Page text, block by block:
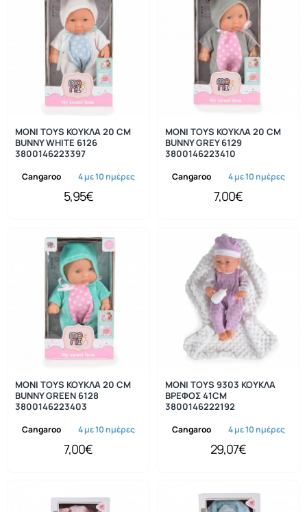
Cangaroo 4 με 10 ημέρες
MONI TOYS ΚΟΥΚΛΑ 20 CM
BUNNY WHITE 6126
3800146223397
5,95€
Cangaroo 4 με 10 ημέρες
MONI TOYS ΚΟΥΚΛΑ 20 CM
BUNNY GREY 6129
3800146223410
7,00€
Cangaroo 4 με 10 ημέρες
MONI TOYS ΚΟΥΚΛΑ 20 CM
BUNNY GREEN 6128
3800146223403
7,00€
Cangaroo 4 με 10 ημέρες
MONI TOYS 9303 ΚΟΥΚΛΑ
ΒΡΕΦΟΣ 41CM
3800146222192
29,07€